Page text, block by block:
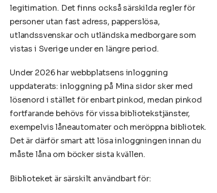
legitimation. Det finns också särskilda regler för
personer utan fast adress, papperslösa,
utlandssvenskar och utländska medborgare som
vistas i Sverige under en längre period.
Under 2026 har webbplatsens inloggning
uppdaterats: inloggning på Mina sidor sker med
lösenord i stället för enbart pinkod, medan pinkod
fortfarande behövs för vissa bibliotekstjänster,
exempelvis låneautomater och meröppna bibliotek.
Det är därför smart att lösa inloggningen innan du
måste låna om böcker sista kvällen.
Biblioteket är särskilt användbart för: